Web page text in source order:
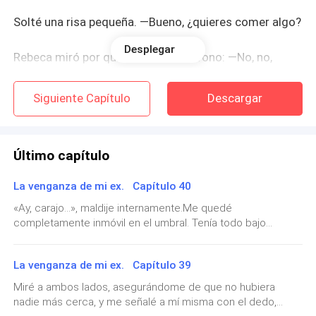
Solté una risa pequeña. —Bueno, ¿quieres comer algo?
Rebeca miró por quinta vez su teléfono: —No, no,
Fruncí el ceño divertida: —Uyyyy, una cita, ¿he? A ver
reaccionó rápido.
—No empieces. —Guardó el teléfono demasiado
rápido dentro del bolso.
—Ya, ya, ¿podemos irnos?
Desplegar
Siguiente Capítulo Descargar
Último capítulo
La venganza de mi ex. Capítulo 40
«Ay, carajo...», maldije internamente.Me quedé
completamente inmóvil en el umbral. Tenía todo bajo
pomo y empujaron la puerta de golpe, delatándome. Miré a
Harry y luego a la mujer que tenía enfrente, sintiendo cómo
la adrenalina me disparaba las pulsaciones.—Eh... buenas
tardes —articulé, forzando una pequeña reverencia
La venganza de mi ex. Capítulo 39
Miré a ambos lados, asegurándome de que no hubiera
nadie más cerca, y me señalé a mí misma con el dedo,